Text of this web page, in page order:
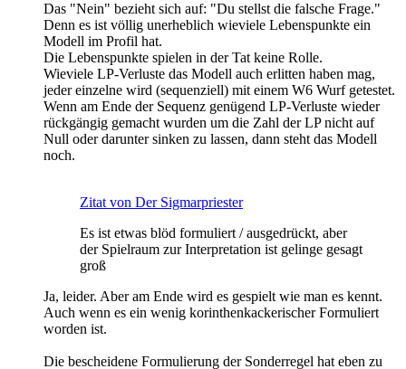
Das "Nein" bezieht sich auf: "Du stellst die falsche Frage."
Denn es ist völlig unerheblich wieviele Lebenspunkte ein
Modell im Profil hat.
Die Lebenspunkte spielen in der Tat keine Rolle.
Wieviele LP-Verluste das Modell auch erlitten haben mag,
jeder einzelne wird (sequenziell) mit einem W6 Wurf getestet.
Wenn am Ende der Sequenz genügend LP-Verluste wieder
rückgängig gemacht wurden um die Zahl der LP nicht auf
Null oder darunter sinken zu lassen, dann steht das Modell
noch.
Zitat von Der Sigmarpriester
Es ist etwas blöd formuliert / ausgedrückt, aber
der Spielraum zur Interpretation ist gelinge gesagt
groß
Ja, leider. Aber am Ende wird es gespielt wie man es kennt.
Auch wenn es ein wenig korinthenkackerischer Formuliert
worden ist.
Die bescheidene Formulierung der Sonderregel hat eben zu